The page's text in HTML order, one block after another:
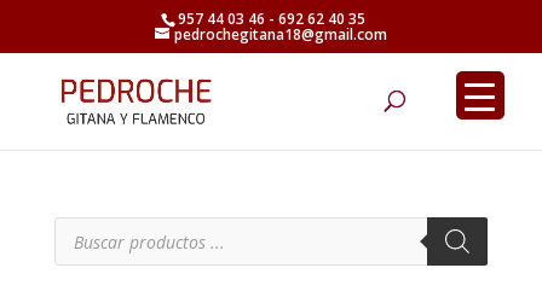
957 44 03 46 - 692 62 40 35
pedrochegitana18@gmail.com
B